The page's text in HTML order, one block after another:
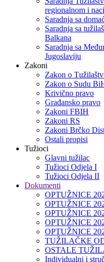
regionalnom i
Saradnja sa
Saradnja sa
Balkana
Saradnja sa
Jugoslaviju
Zakoni
Zakon o
Zakon o Sudu
Krivično pravo
Građansko pravo
Zakoni FBIH
Zakoni RS
Zakoni Brčko
Ostali propisi
Tužioci
Glavni tužilac
Tužioci Odjela I
Tužioci Odjela II
Dokumenti
OPTUŽNICE
OPTUŽNICE
OPTUŽNICE
OPTUŽNICE
OPTUŽNICE
TUŽILAČKE
OSTALE
Individualni i